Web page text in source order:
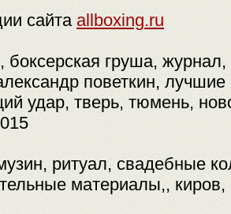
сайта allboxing.ru
боксерская груша,
поветкин,
удар, тверь, тюмень,
ритуал, свадебные
материалы,,